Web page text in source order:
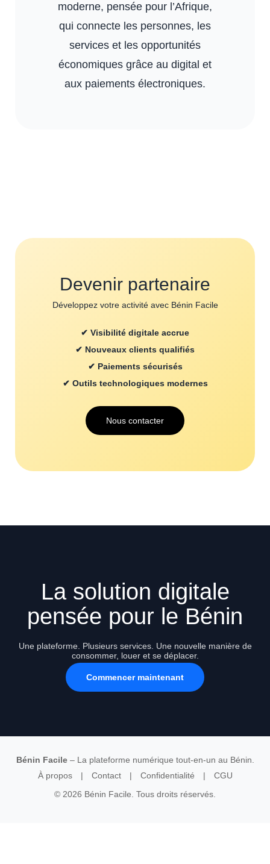
moderne, pensée pour l’Afrique,
qui connecte les personnes, les
services et les opportunités
économiques grâce au digital et
aux paiements électroniques.
Devenir partenaire
Développez votre activité avec Bénin Facile
✔ Visibilité digitale accrue
✔ Nouveaux clients qualifiés
✔ Paiements sécurisés
✔ Outils technologiques modernes
Nous contacter
La solution digitale
pensée pour le Bénin
Une plateforme. Plusieurs services. Une nouvelle manière de
consommer, louer et se déplacer.
Commencer maintenant
Bénin Facile– La plateforme numérique tout-en-un au Bénin.
À propos
| Contact | Confidentialité |
CGU
© 2026 Bénin Facile. Tous droits réservés.